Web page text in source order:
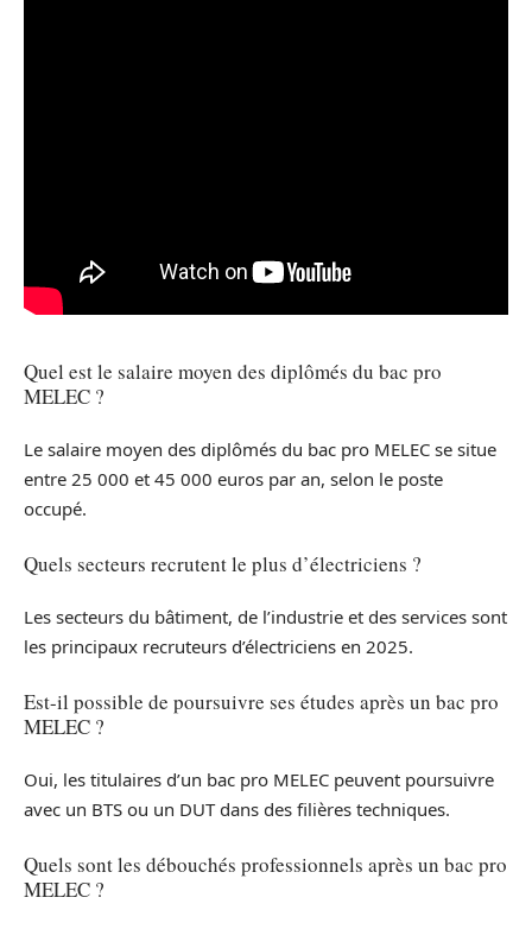
Quel est le salaire moyen des diplômés du bac pro
MELEC ?
Le salaire moyen des diplômés du bac pro MELEC se situe
entre 25 000 et 45 000 euros par an, selon le poste
occupé.
Quels secteurs recrutent le plus d’électriciens ?
Les secteurs du bâtiment, de l’industrie et des services sont
les principaux recruteurs d’électriciens en 2025.
Est-il possible de poursuivre ses études après un bac pro
MELEC ?
Oui, les titulaires d’un bac pro MELEC peuvent poursuivre
avec un BTS ou un DUT dans des filières techniques.
Quels sont les débouchés professionnels après un bac pro
MELEC ?